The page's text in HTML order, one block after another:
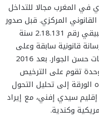
في المغرب مجالا للتداخل
المركزي. قبل صدور
القانون رقم 13-113 والمرسوم التطبيقي رقم 2.18.131 سنة
قانونية سابقة وعلى
أعراف قبلية راسخة تقوم على اتفاقات حسن الجوار. بعد 2016
تقوم على الترخيص
الورقة إلى تحليل التحول
إقليم سيدي إفني، مع إيراد
وكندية.